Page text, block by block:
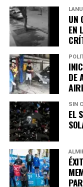
La medida también
Asimismo, la
servicios con alto
para reutilizar el
lavado.
En segundo lugar,
persona se
por un médico.
El proyecto
contar con
así como en obras
prepaga.
Requisitos
procedimientos
De acuerdo con la
procedimiento
UN
EN
DE
SIN
EL